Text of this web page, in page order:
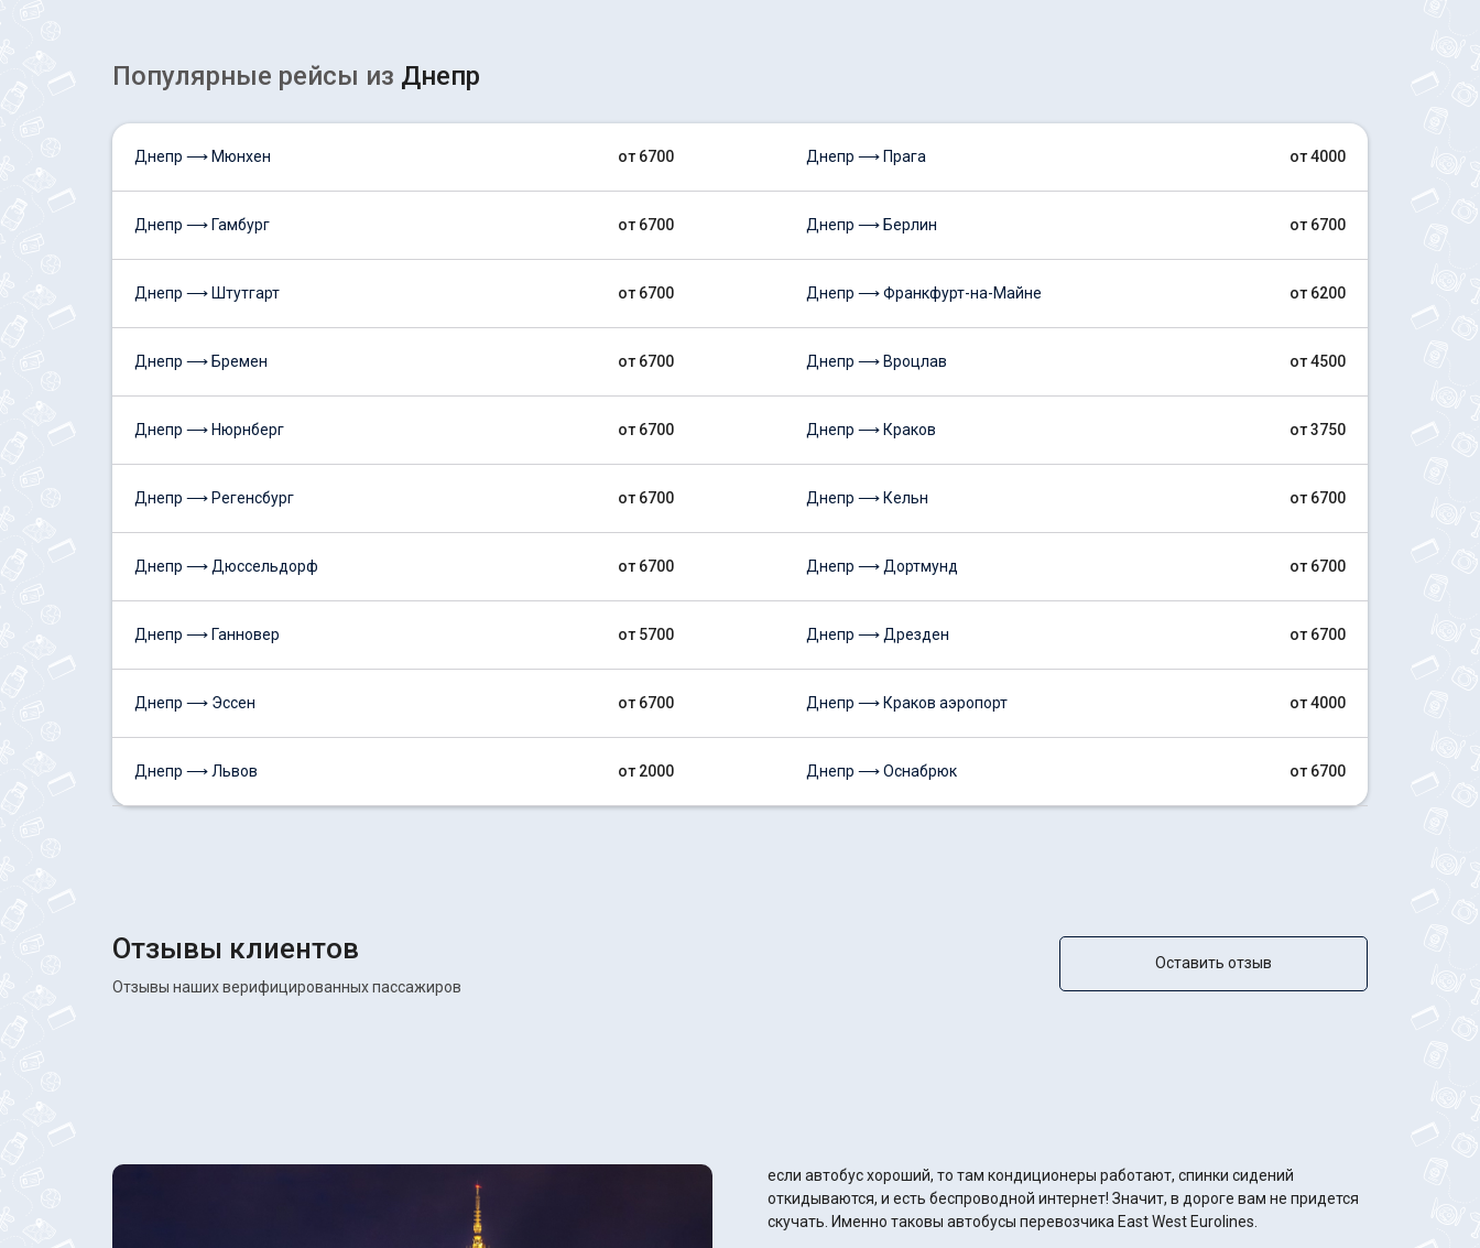
Популярные рейсы из Днепр
Днепр ⟶ Мюнхен от 6700
Днепр ⟶ Гамбург от 6700
Днепр ⟶ Штутгарт от 6700
Днепр ⟶ Бремен от 6700
Днепр ⟶ Нюрнберг от 6700
Днепр ⟶ Регенсбург от 6700
Днепр ⟶ Дюссельдорф от 6700
Днепр ⟶ Ганновер от 5700
Днепр ⟶ Эссен от 6700
Днепр ⟶ Львов от 2000
Днепр ⟶ Прага от 4000
Днепр ⟶ Берлин от 6700
Днепр ⟶ Франкфурт-на-Майне от 6200
Днепр ⟶ Вроцлав от 4500
Днепр ⟶ Краков от 3750
Днепр ⟶ Кельн от 6700
Днепр ⟶ Дортмунд от 6700
Днепр ⟶ Дрезден от 6700
Днепр ⟶ Краков аэропорт от 4000
Днепр ⟶ Оснабрюк от 6700
Отзывы клиентов
Отзывы наших верифицированных пассажиров
Оставить отзыв
если автобус хороший, то там кондиционеры работают, спинки сидений
откидываются, и есть беспроводной интернет! Значит, в дороге вам не придется
скучать. Именно таковы автобусы перевозчика East West Eurolines.